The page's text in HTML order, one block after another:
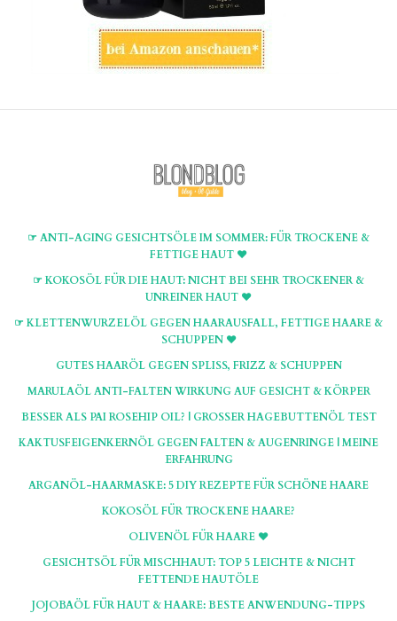
☞ ANTI-AGING GESICHTSÖLE IM SOMMER: FÜR TROCKENE &
FETTIGE HAUT ♥
☞ KOKOSÖL FÜR DIE HAUT: NICHT BEI SEHR TROCKENER &
UNREINER HAUT ♥
☞ KLETTENWURZELÖL GEGEN HAARAUSFALL, FETTIGE HAARE &
SCHUPPEN ♥
GUTES HAARÖL GEGEN SPLISS, FRIZZ & SCHUPPEN
MARULAÖL ANTI-FALTEN WIRKUNG AUF GESICHT & KÖRPER
BESSER ALS PAI ROSEHIP OIL? | GROSSER HAGEBUTTENÖL TEST
KAKTUSFEIGENKERNÖL GEGEN FALTEN & AUGENRINGE | MEINE
ERFAHRUNG
ARGANÖL-HAARMASKE: 5 DIY REZEPTE FÜR SCHÖNE HAARE
KOKOSÖL FÜR TROCKENE HAARE?
OLIVENÖL FÜR HAARE ♥
GESICHTSÖL FÜR MISCHHAUT: TOP 5 LEICHTE & NICHT
FETTENDE HAUTÖLE
JOJOBAÖL FÜR HAUT & HAARE: BESTE ANWENDUNG-TIPPS